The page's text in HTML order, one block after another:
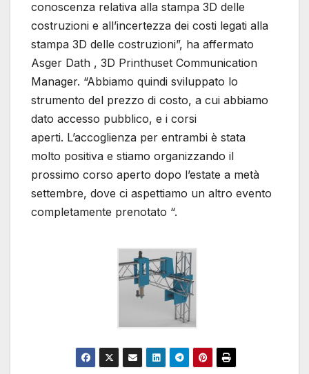
conoscenza relativa alla stampa 3D delle
costruzioni e all’incertezza dei costi legati alla
stampa 3D delle costruzioni”, ha affermato
Asger Dath , 3D Printhuset Communication
Manager. “Abbiamo quindi sviluppato lo
strumento del prezzo di costo, a cui abbiamo
dato accesso pubblico, e i corsi
aperti. L’accoglienza per entrambi è stata
molto positiva e stiamo organizzando il
prossimo corso aperto dopo l’estate a metà
settembre, dove ci aspettiamo un altro evento
completamente prenotato “.